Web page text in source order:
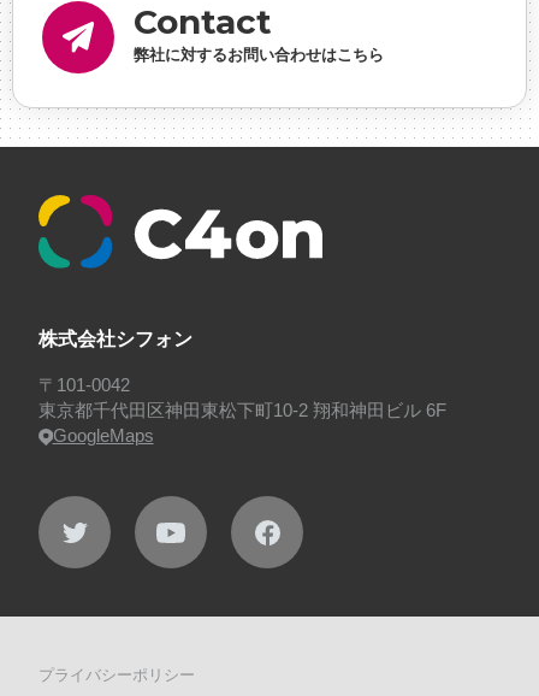
理・ゲームPM
#勉強会
に理解した
#採用
#採用向け #新卒 #新卒採用
#歓迎会
ュー
#福利厚生
プロジェクト・サービス
#行事
Contact
弊社に対するお問い合わせはこちら
株式会社シフォン
〒101-0042
東京都千代田区神田東松下町10-2 翔和神田ビル 6F
GoogleMaps
プライバシーポリシー